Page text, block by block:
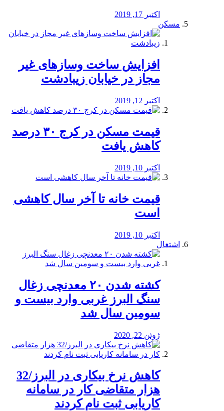
اکتبر 17, 2019
مسکن
افزایش ساخت وسازهای غیر
مجاز در خیابان زیبادشت
اکتبر 12, 2019
️قیمت مسکن در کرج ۳۰ درصد
کاهش یافت
اکتبر 10, 2019
قیمت خانه تا آخر سال کاهشی
است
اکتبر 10, 2019
اشتغال
کشته شدن ۲۰ معدنچی زغال
سنگ البرز غربی وارد بیست و
سومین سال شد
ژوئن 22, 2020
کاهش نرخ بیکاری در البرز/32
هزار متقاضی کار در سامانه
کاریابی ثبت نام کردند